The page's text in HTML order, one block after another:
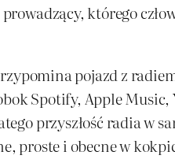
którego
pojazd z
Spotify, Apple
przyszłość radia w
proste i obecne w